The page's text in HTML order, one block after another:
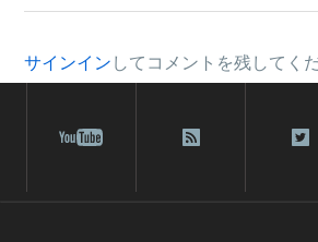
サインイン してコメントを残してく